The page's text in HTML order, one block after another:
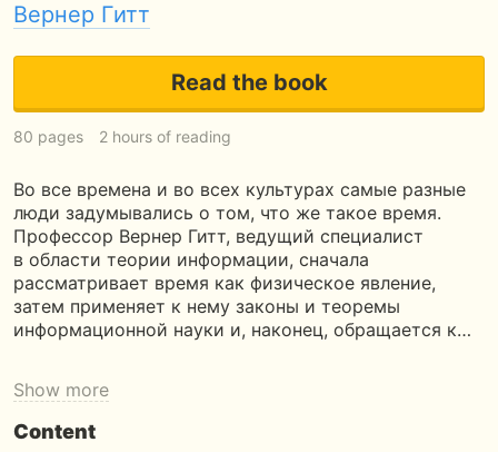
Вернер Гитт
Read the book
80 pages 2 hours of reading
Во все времена и во всех культурах самые разные
люди задумывались о том, что же такое время.
Профессор Вернер Гитт, ведущий специалист
в области теории информации, сначала
рассматривает время как физическое явление,
затем применяет к нему законы и теоремы
информационной науки и, наконец, обращается к…
Show more
Content